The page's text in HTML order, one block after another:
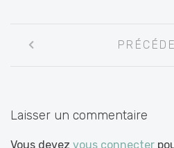
entre
Laisser un commentaire
Vous devez vous connecter